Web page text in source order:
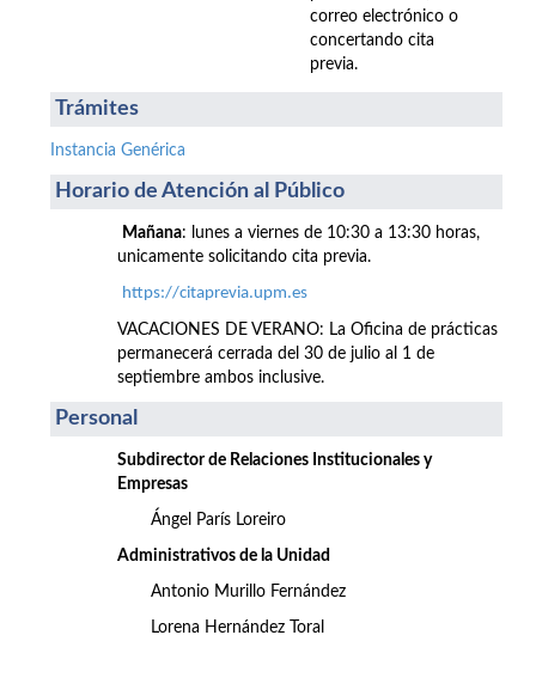
correo electrónico o
concertando cita
previa.
Trámites
Instancia Genérica
Horario de Atención al Público
Mañana: lunes a viernes de 10:30 a 13:30 horas,
unicamente solicitando cita previa.
https://citaprevia.upm.es
VACACIONES DE VERANO: La Oficina de prácticas
permanecerá cerrada del 30 de julio al 1 de
septiembre ambos inclusive.
Personal
Subdirector de Relaciones Institucionales y
Empresas
Ángel París Loreiro
Administrativos de la Unidad
Antonio Murillo Fernández
Lorena Hernández Toral